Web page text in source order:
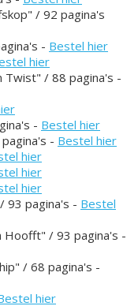
/ 92 pagina's
- Bestel hier
hier
Twist" / 88 pagina's -
- Bestel hier
- Bestel hier
hier
hier
hier
93 pagina's - Bestel
Hoofft" / 93 pagina's -
/ 68 pagina's -
hier